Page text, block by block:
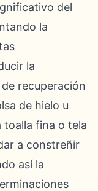
del
la
la
recuperación
de hielo u
fina o tela
a constreñir
así la